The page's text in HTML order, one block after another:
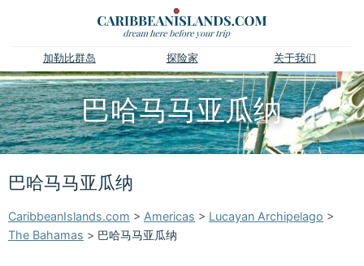
加勒比群岛 探险家 关于我们
巴哈马马亚瓜纳
巴哈马马亚瓜纳
CaribbeanIslands.com > Americas > Lucayan Archipelago >
The Bahamas > 巴哈马马亚瓜纳